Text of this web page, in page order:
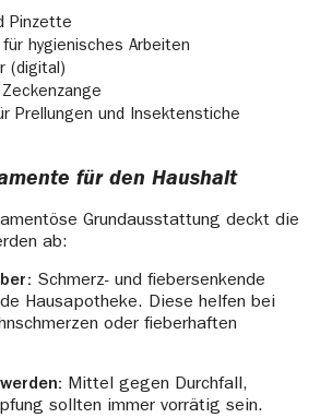
Pinzette
für hygienisches Arbeiten
(digital)
Prellungen und Insektenstiche
für den Haushalt
Grundausstattung deckt die
ab:
Schmerz- und fiebersenkende
Hausapotheke. Diese helfen bei
oder fieberhaften
Mittel gegen Durchfall,
sollten immer vorrätig sein.